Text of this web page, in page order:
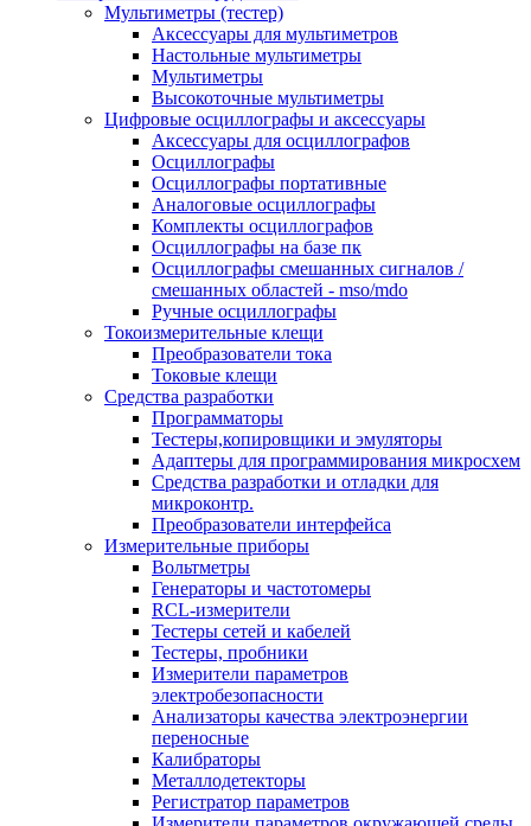
Мультиметры (тестер)
Аксессуары для мультиметров
Настольные мультиметры
Мультиметры
Высокоточные мультиметры
Цифровые осциллографы и аксессуары
Аксессуары для осциллографов
Осциллографы
Осциллографы портативные
Аналоговые осциллографы
Комплекты осциллографов
Осциллографы на базе пк
Осциллографы смешанных сигналов /
смешанных областей - mso/mdo
Ручные осциллографы
Токоизмерительные клещи
Преобразователи тока
Токовые клещи
Средства разработки
Программаторы
Тестеры,копировщики и эмуляторы
Адаптеры для программирования микросхем
Cредства разработки и отладки для
микроконтр.
Преобразователи интерфейса
Измерительные приборы
Вольтметры
Генераторы и частотомеры
RCL-измерители
Тестеры сетей и кабелей
Тестеры, пробники
Измерители параметров
электробезопасности
Анализаторы качества электроэнергии
переносные
Калибраторы
Металлодетекторы
Регистратор параметров